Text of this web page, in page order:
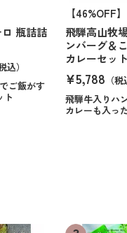
瓶詰詰
込）
ご飯がす
ト
【46%OFF】
飛騨高山牧
ンバーグ＆
カレーセッ
¥5,788 （
飛騨牛入りハ
カレーも入っ